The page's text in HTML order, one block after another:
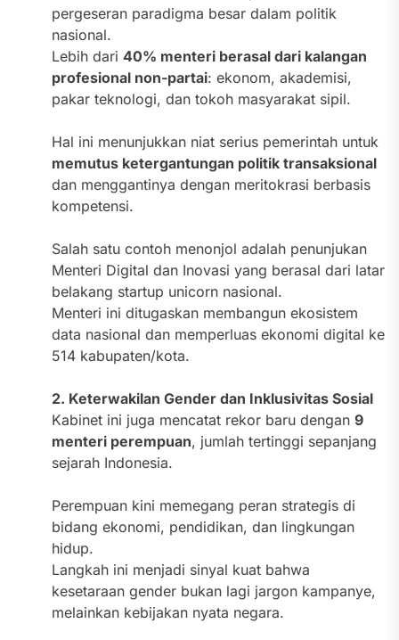
pergeseran paradigma besar dalam politik
nasional.
Lebih dari 40% menteri berasal dari kalangan
profesional non-partai: ekonom, akademisi,
pakar teknologi, dan tokoh masyarakat sipil.
Hal ini menunjukkan niat serius pemerintah untuk
memutus ketergantungan politik transaksional
dan menggantinya dengan meritokrasi berbasis
kompetensi.
Salah satu contoh menonjol adalah penunjukan
Menteri Digital dan Inovasi yang berasal dari latar
belakang startup unicorn nasional.
Menteri ini ditugaskan membangun ekosistem
data nasional dan memperluas ekonomi digital ke
514 kabupaten/kota.
2. Keterwakilan Gender dan Inklusivitas Sosial
Kabinet ini juga mencatat rekor baru dengan 9
menteri perempuan, jumlah tertinggi sepanjang
sejarah Indonesia.
Perempuan kini memegang peran strategis di
bidang ekonomi, pendidikan, dan lingkungan
hidup.
Langkah ini menjadi sinyal kuat bahwa
kesetaraan gender bukan lagi jargon kampanye,
melainkan kebijakan nyata negara.